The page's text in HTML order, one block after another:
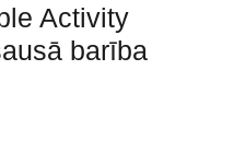
Activity
barība